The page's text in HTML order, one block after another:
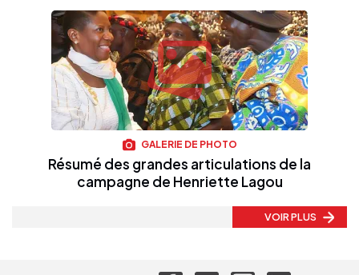
GALERIE DE PHOTO
Résumé des grandes articulations de la
campagne de Henriette Lagou
VOIR PLUS